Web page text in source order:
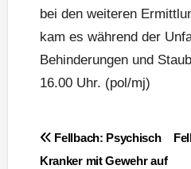
bei den weiteren
kam es während der
Behinderungen und
16.00 Uhr. (pol/mj)
Fellbach: Psychisch
Kranker mit Gewehr auf